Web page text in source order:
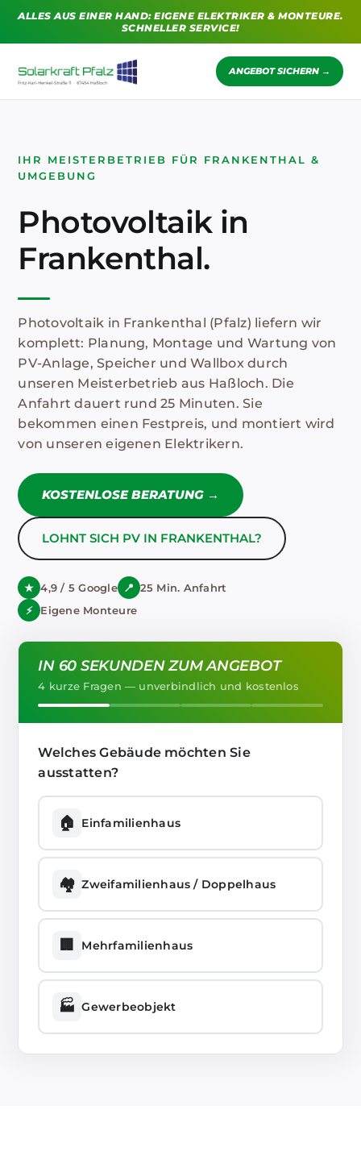
ZumALLES AUS EINER HAND: EIGENE ELEKTRIKER & MONTEURE.
SCHNELLER SERVICE!
ANGEBOT SICHERN →
IHR MEISTERBETRIEB FÜR FRANKENTHAL &
UMGEBUNG
Photovoltaik in
Frankenthal.
Photovoltaik in Frankenthal (Pfalz) liefern wir
komplett: Planung, Montage und Wartung von
PV-Anlage, Speicher und Wallbox durch
unseren Meisterbetrieb aus Haßloch. Die
Anfahrt dauert rund 25 Minuten. Sie
bekommen einen Festpreis, und montiert wird
von unseren eigenen Elektrikern.
KOSTENLOSE BERATUNG →
LOHNT SICH PV IN FRANKENTHAL?
★ 4,9 / 5 Google 📍 25 Min. Anfahrt
⚡
Eigene Monteure
IN 60 SEKUNDEN ZUM ANGEBOT
4 kurze Fragen — unverbindlich und kostenlos
Welches Gebäude möchten Sie
ausstatten?
🏠 Einfamilienhaus
🏘️ Zweifamilienhaus / Doppelhaus
🏢 Mehrfamilienhaus
🏭 Gewerbeobjekt